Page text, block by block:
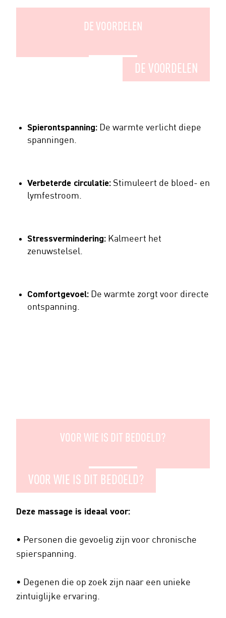
DE VOORDELEN
DE VOORDELEN
Spierontspanning:De warmte verlicht diepe
spanningen.
Verbeterde circulatie:Stimuleert de bloed- en
lymfestroom.
Stressvermindering:Kalmeert het
zenuwstelsel.
Comfortgevoel:De warmte zorgt voor directe
ontspanning.
VOOR WIE IS DIT BEDOELD?
VOOR WIE IS DIT BEDOELD?
Deze massage is ideaal voor:
• Personen die gevoelig zijn voor chronische
spierspanning.
• Degenen die op zoek zijn naar een unieke
zintuiglijke ervaring.